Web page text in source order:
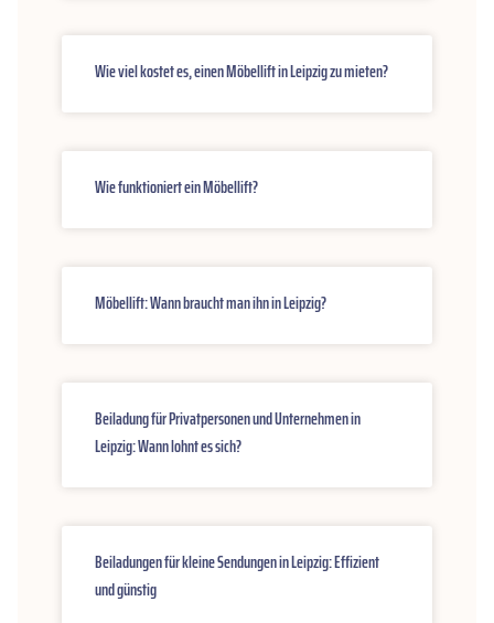
Wie viel kostet es, einen Möbellift in Leipzig zu mieten?
Wie funktioniert ein Möbellift?
Möbellift: Wann braucht man ihn in Leipzig?
Beiladung für Privatpersonen und Unternehmen in
Leipzig: Wann lohnt es sich?
Beiladungen für kleine Sendungen in Leipzig: Effizient
und günstig